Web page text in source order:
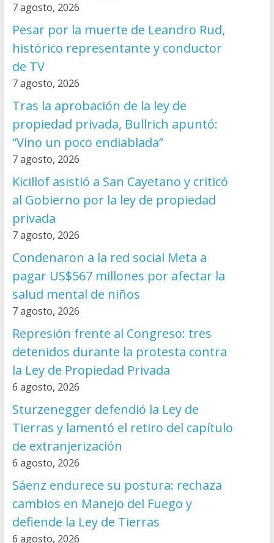
7 agosto, 2026
Pesar por la muerte de Leandro Rud,
histórico representante y conductor
de TV
7 agosto, 2026
Tras la aprobación de la ley de
propiedad privada, Bullrich apuntó:
“Vino un poco endiablada”
7 agosto, 2026
Kicillof asistió a San Cayetano y criticó
al Gobierno por la ley de propiedad
privada
7 agosto, 2026
Condenaron a la red social Meta a
pagar US$567 millones por afectar la
salud mental de niños
7 agosto, 2026
Represión frente al Congreso: tres
detenidos durante la protesta contra
la Ley de Propiedad Privada
6 agosto, 2026
Sturzenegger defendió la Ley de
Tierras y lamentó el retiro del capítulo
de extranjerización
6 agosto, 2026
Sáenz endurece su postura: rechaza
cambios en Manejo del Fuego y
defiende la Ley de Tierras
6 agosto, 2026